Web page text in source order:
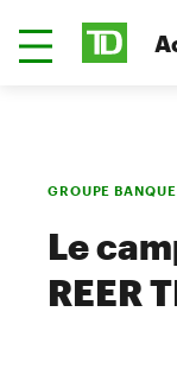
GROUPE
Le
REER